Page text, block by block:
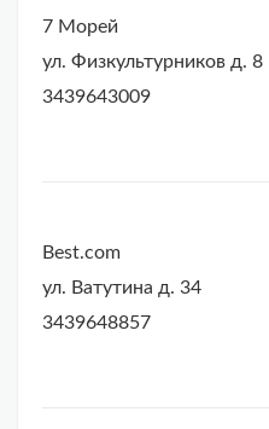
7 Морей
ул. Физкультурников д. 8
3439643009
Best.com
ул. Ватутина д. 34
3439648857